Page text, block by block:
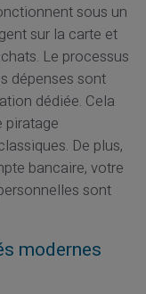
sous un
sur la carte et
Le processus
dépenses sont
dédiée. Cela
piratage
De plus,
bancaire, votre
sont
modernes